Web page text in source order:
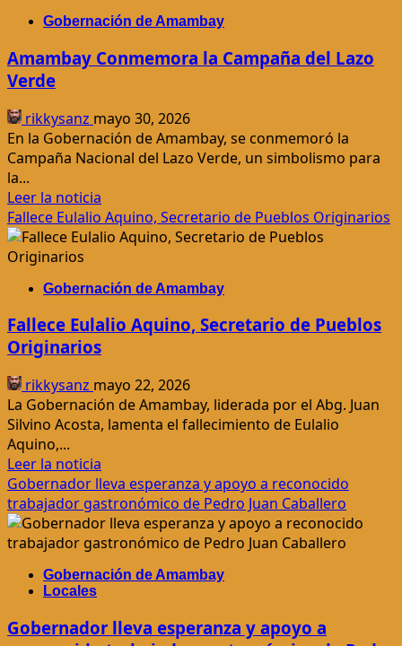
Servicios
gratuitos
para
Amambay
mañana
Gobernación de Amambay
Amambay Conmemora la Campaña del Lazo
Verde
rikkysanz mayo 30, 2026
En la Gobernación de Amambay, se conmemoró la
Campaña Nacional del Lazo Verde, un simbolismo para
la...
Leer la noticia
más
acerca
Conmemora
la
Campaña
del
Verde
Fallece Eulalio Aquino, Secretario de Pueblos Originarios
Gobernación de Amambay
Fallece Eulalio Aquino, Secretario de Pueblos
Originarios
rikkysanz mayo 22, 2026
La Gobernación de Amambay, liderada por el Abg. Juan
Silvino Acosta, lamenta el fallecimiento de Eulalio
Aquino,...
Leer la noticia
más
acerca
de
Fallece
Aquino,
de
Pueblos
Gobernador lleva esperanza y apoyo a reconocido
trabajador gastronómico de Pedro Juan Caballero
Gobernación de Amambay
Locales
Gobernador lleva esperanza y apoyo a